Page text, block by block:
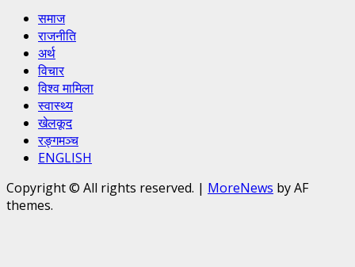
समाज
राजनीति
अर्थ
विचार
विश्व मामिला
स्वास्थ्य
खेलकूद
रङ्गमञ्च
ENGLISH
Copyright © All rights reserved. | MoreNews by AF
themes.